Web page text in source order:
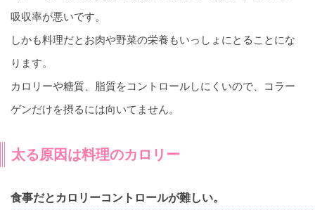
吸収率が悪いです。
しかも料理だとお肉や野菜の栄養もいっしょにとることにな
ります。
カロリーや糖質、脂質をコントロールしにくいので、コラー
ゲンだけを摂るには向いてません。
太る原因は料理のカロリー
食事だとカロリーコントロールが難しい。